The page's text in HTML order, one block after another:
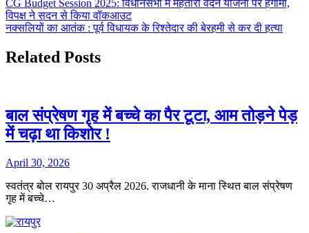
Post
navigation
CG Budget Session 2025: विधानसभा में महतारी वंदन योजना पर हंगामा,
विपक्ष ने सदन से किया वॉकआउट
नक्सलियों का आतंक : पूर्व विधायक के रिश्तेदार की बेरहमी से कर दी हत्या
Related Posts
बाल संप्रेषण गृह में बच्चे का पैर टूटा, आम तोड़ने पेड़
में चढ़ा था किशोर !
April 30, 2026
स्वतंत्र बोल रायपुर 30 अप्रैल 2026. राजधानी के माना स्थित बाल संप्रेषण
गृह में बच्चे…